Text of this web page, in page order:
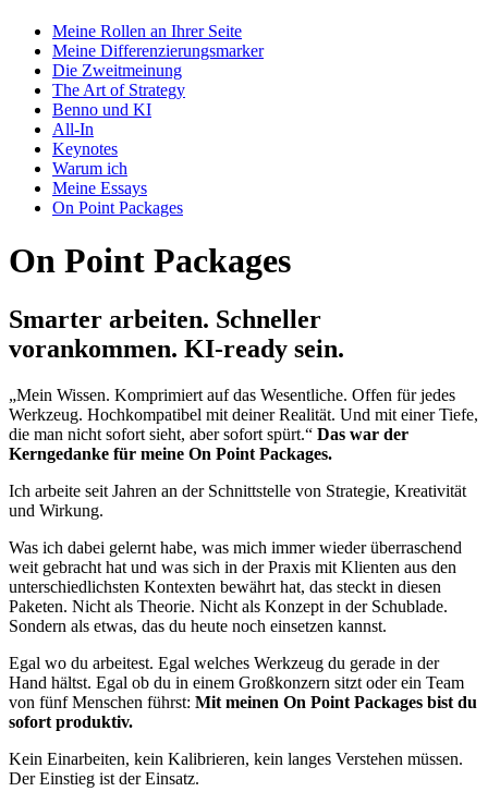
Meine Rollen an Ihrer Seite
Meine Differenzierungsmarker
Die Zweitmeinung
The Art of Strategy
Benno und KI
All-In
Keynotes
Warum ich
Meine Essays
On Point Packages
On Point Packages
Smarter arbeiten. Schneller
vorankommen. KI-ready sein.
„Mein Wissen. Komprimiert auf das Wesentliche. Offen für jedes
Werkzeug. Hochkompatibel mit deiner Realität. Und mit einer Tiefe,
die man nicht sofort sieht, aber sofort spürt.“ Das war der
Kerngedanke für meine On Point Packages.
Ich arbeite seit Jahren an der Schnittstelle von Strategie, Kreativität
und Wirkung.
Was ich dabei gelernt habe, was mich immer wieder überraschend
weit gebracht hat und was sich in der Praxis mit Klienten aus den
unterschiedlichsten Kontexten bewährt hat, das steckt in diesen
Paketen. Nicht als Theorie. Nicht als Konzept in der Schublade.
Sondern als etwas, das du heute noch einsetzen kannst.
Egal wo du arbeitest. Egal welches Werkzeug du gerade in der
Hand hältst. Egal ob du in einem Großkonzern sitzt oder ein Team
von fünf Menschen führst: Mit meinen On Point Packages bist du
sofort produktiv.
Kein Einarbeiten, kein Kalibrieren, kein langes Verstehen müssen.
Der Einstieg ist der Einsatz.